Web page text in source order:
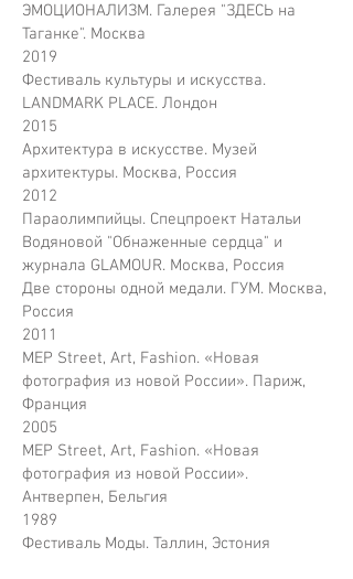
ЭМОЦИОНАЛИЗМ. Галерея "ЗДЕСЬ на
Таганке". Москва
2019
Фестиваль культуры и искусства.
LANDMARK PLACE. Лондон
2015
Архитектура в искусстве. Музей
архитектуры. Москва, Россия
2012
Параолимпийцы. Спецпроект Натальи
Водяновой "Обнаженные сердца" и
журнала GLAMOUR. Москва, Россия
Две стороны одной медали. ГУМ. Москва,
Россия
2011
MEP Street, Art, Fashion. «Новая
фотография из новой России». Париж,
Франция
2005
MEP Street, Art, Fashion. «Новая
фотография из новой России».
Антверпен, Бельгия
1989
Фестиваль Моды. Таллин, Эстония